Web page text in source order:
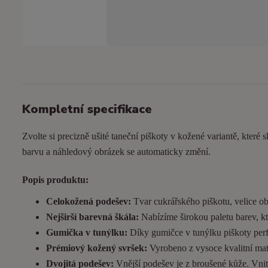
Kompletní specifikace
Zvolte si precizně ušité taneční piškoty v kožené variantě,
barvu a náhledový obrázek se automaticky změní.
Popis produktu:
Celokožená podešev: Tvar cukrářského piškotu, velice
Nejširší barevná škála: Nabízíme širokou paletu barev,
Gumička v tunýlku: Díky gumičce v tunýlku piškoty
Prémiový kožený svršek: Vyrobeno z vysoce kvalitní
Dvojitá podešev: Vnější podešev je z broušené kůže.